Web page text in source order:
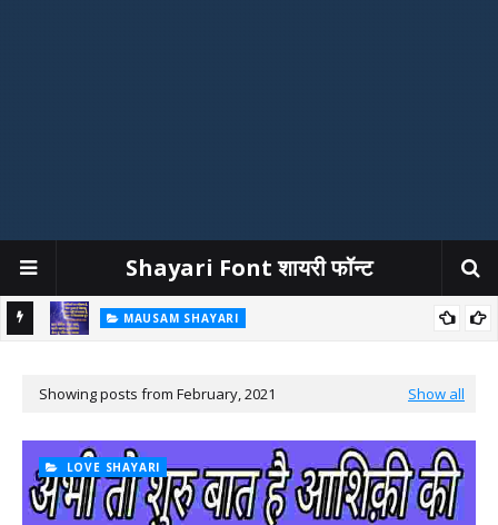
Shayari Font शायरी फॉन्ट
MAUSAM SHAYARI
Showing posts from February, 2021 Show all
LOVE SHAYARI